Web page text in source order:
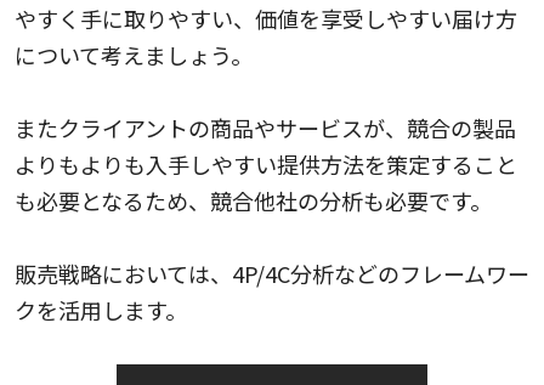
やすく手に取りやすい、価値を享受しやすい届け方
について考えましょう。
またクライアントの商品やサービスが、競合の製品
よりもよりも入手しやすい提供方法を策定すること
も必要となるため、競合他社の分析も必要です。
販売戦略においては、4P/4C分析などのフレームワー
クを活用します。